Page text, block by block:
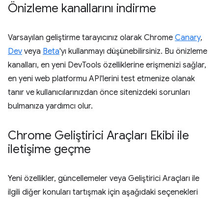
Önizleme kanallarını indirme
Varsayılan geliştirme tarayıcınız olarak Chrome Canary,
Dev veya Beta'yı kullanmayı düşünebilirsiniz. Bu önizleme
kanalları, en yeni DevTools özelliklerine erişmenizi sağlar,
en yeni web platformu API'lerini test etmenize olanak
tanır ve kullanıcılarınızdan önce sitenizdeki sorunları
bulmanıza yardımcı olur.
Chrome Geliştirici Araçları Ekibi ile
iletişime geçme
Yeni özellikler, güncellemeler veya Geliştirici Araçları ile
ilgili diğer konuları tartışmak için aşağıdaki seçenekleri